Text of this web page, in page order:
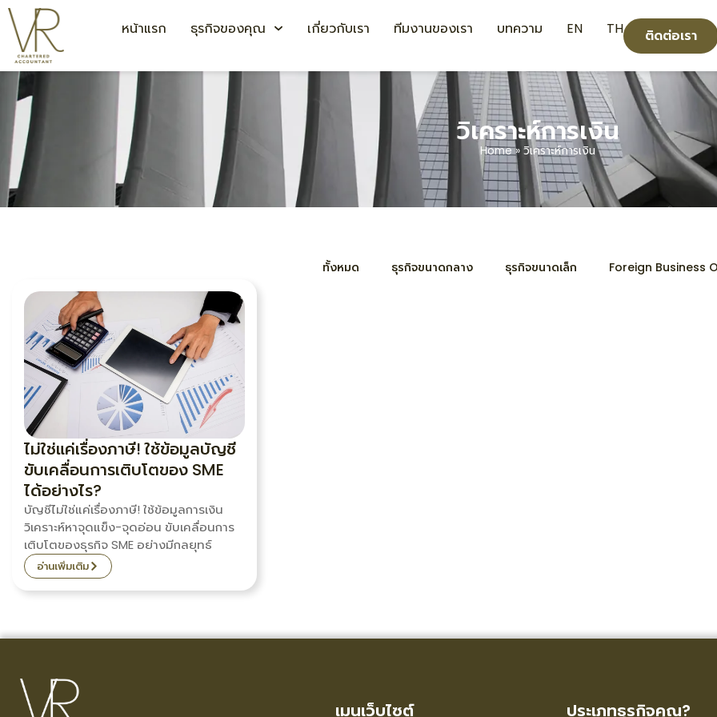
หน้าแรก ธุรกิจของคุณ เกี่ยวกับเรา ทีมงานของเรา บทความ EN TH ติดต่อเรา
วิเคราะห์การเงิน
Home» วิเคราะห์การเงิน
ทั้งหมด ธุรกิจขนาดกลาง ธุรกิจขนาดเล็ก Foreign Business
ไม่ใช่แค่เรื่องภาษี! ใช้ข้อมูลบัญชี
ขับเคลื่อนการเติบโตของ SME
ได้อย่างไร?
บัญชีไม่ใช่แค่เรื่องภาษี! ใช้ข้อมูลการเงิน
วิเคราะห์หาจุดแข็ง-จุดอ่อน ขับเคลื่อนการ
เติบโตของธุรกิจ SME อย่างมีกลยุทธ์
อ่านเพิ่มเติม
เมนูเว็บไซต์ ประเภทธุรกิจคุณ?